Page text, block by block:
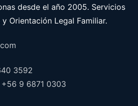
desde el año 2005. Servicios
Orientación Legal Familiar.
3592
+56 9 6871 0303